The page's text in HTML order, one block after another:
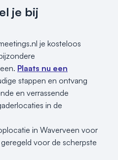
je bij
je kosteloos
Plaats nu een
stappen en ontvang
en verrassende
in de
in Waverveen voor
voor de scherpste